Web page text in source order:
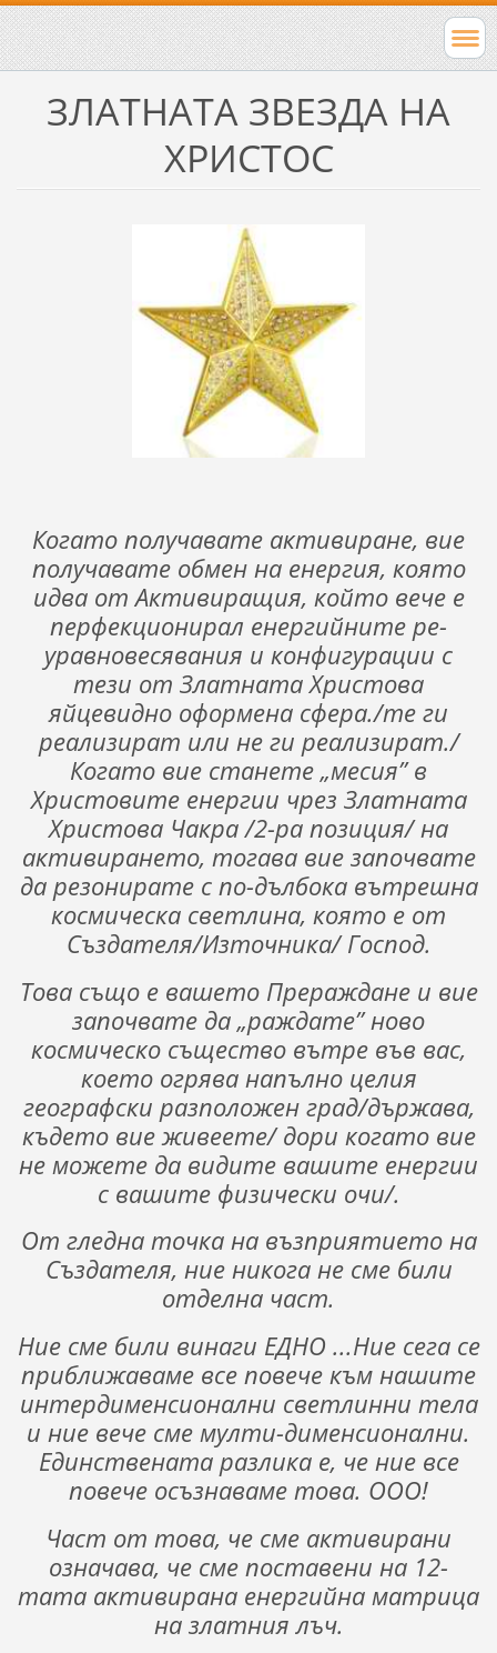
ЗЛАТНАТА ЗВЕЗДА НА
ХРИСТОС
Когато получавате активиране, вие
получавате обмен на енергия, която
идва от Активиращия, който вече е
перфекционирал енергийните ре-
уравновесявания и конфигурации с
тези от Златната Христова
яйцевидно оформена сфера./те ги
реализират или не ги реализират./
Когато вие станете „месия” в
Христовите енергии чрез Златната
Христова Чакра /2-ра позиция/ на
активирането, тогава вие започвате
да резонирате с по-дълбока вътрешна
космическа светлина, която е от
Създателя/Източника/ Господ.
Това също е вашето Прераждане и вие
започвате да „раждате” ново
космическо същество вътре във вас,
което огрява напълно целия
географски разположен град/държава,
където вие живеете/ дори когато вие
не можете да видите вашите енергии
с вашите физически очи/.
От гледна точка на възприятието на
Създателя, ние никога не сме били
отделна част.
Ние сме били винаги ЕДНО ...Ние сега се
приближаваме все повече към нашите
интердименсионални светлинни тела
и ние вече сме мулти-дименсионални.
Единствената разлика е, че ние все
повече осъзнаваме това. ООО!
Част от това, че сме активирани
означава, че сме поставени на 12-
тата активирана енергийна матрица
на златния лъч.